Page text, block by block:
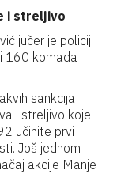
i streljivo
jučer je policiji
160 komada
sankcija
i streljivo koje
učinite prvi
Još jednom
akcije Manje